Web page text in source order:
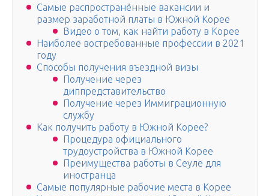
Самые распространённые вакансии и
размер заработной платы в Южной Корее
Видео о том, как найти работу в Корее
Наиболее востребованные профессии в 2021
году
Способы получения въездной визы
Получение через
диппредставительство
Получение через Иммиграционную
службу
Как получить работу в Южной Корее?
Процедура официального
трудоустройства в Южной Корее
Преимущества работы в Сеуле для
иностранца
Самые популярные рабочие места в Корее